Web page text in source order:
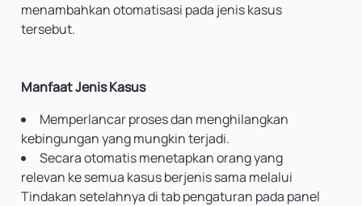
menambahkan otomatisasi pada jenis kasus
tersebut.
Manfaat Jenis Kasus
Memperlancar proses dan menghilangkan
kebingungan yang mungkin terjadi.
Secara otomatis menetapkan orang yang
relevan ke semua kasus berjenis sama melalui
Tindakan setelahnya di tab pengaturan pada panel